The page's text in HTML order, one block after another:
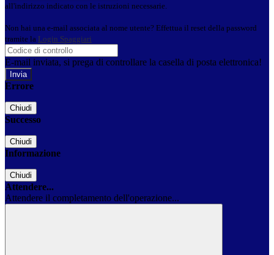
all'indirizzo indicato con le istruzioni necessarie.
Non hai una e-mail associata al nome utente? Effettua il reset della password
tramite la Login Spaggiari
E-mail inviata, si prega di controllare la casella di posta elettronica!
Errore
Chiudi
Successo
Chiudi
Informazione
Chiudi
Attendere...
Attendere il completamento dell'operazione...